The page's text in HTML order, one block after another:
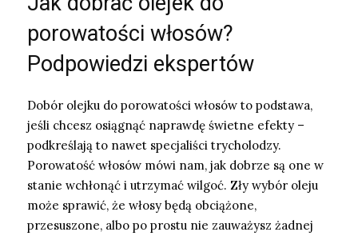
porowatości włosów?
Podpowiedzi ekspertów
Dobór olejku do porowatości włosów to podstawa,
jeśli chcesz osiągnąć naprawdę świetne efekty –
podkreślają to nawet specjaliści trycholodzy.
Porowatość włosów mówi nam, jak dobrze są one w
stanie wchłonąć i utrzymać wilgoć. Zły wybór oleju
może sprawić, że włosy będą obciążone,
przesuszone, albo po prostu nie zauważysz żadnej